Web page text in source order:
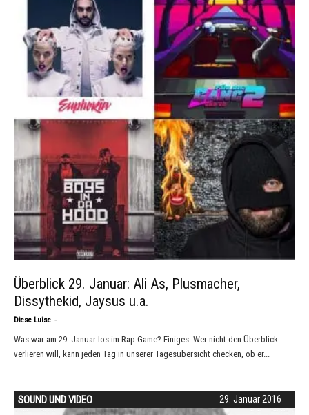
Überblick 29. Januar: Ali As, Plusmacher,
Dissythekid, Jaysus u.a.
Diese Luise -
Was war am 29. Januar los im Rap-Game? Einiges. Wer nicht den Überblick
verlieren will, kann jeden Tag in unserer Tagesübersicht checken, ob er...
29. Januar 2016
SOUND UND VIDEO